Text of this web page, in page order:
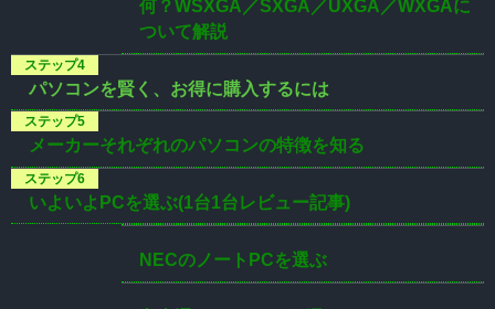
何？WSXGA／SXGA／UXGA／WXGAに
ついて解説
パソコンを賢く、お得に購入するには
メーカーそれぞれのパソコンの特徴を知る
いよいよPCを選ぶ(1台1台レビュー記事)
NECのノートPCを選ぶ